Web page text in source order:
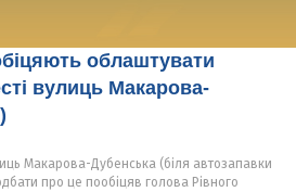
облаштувати
вулиць Макарова-
Макарова-Дубенська (біля автозапавки
про це пообіцяв голова Рівного